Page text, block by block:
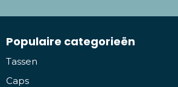
Populaire categorieën
Tassen
Caps